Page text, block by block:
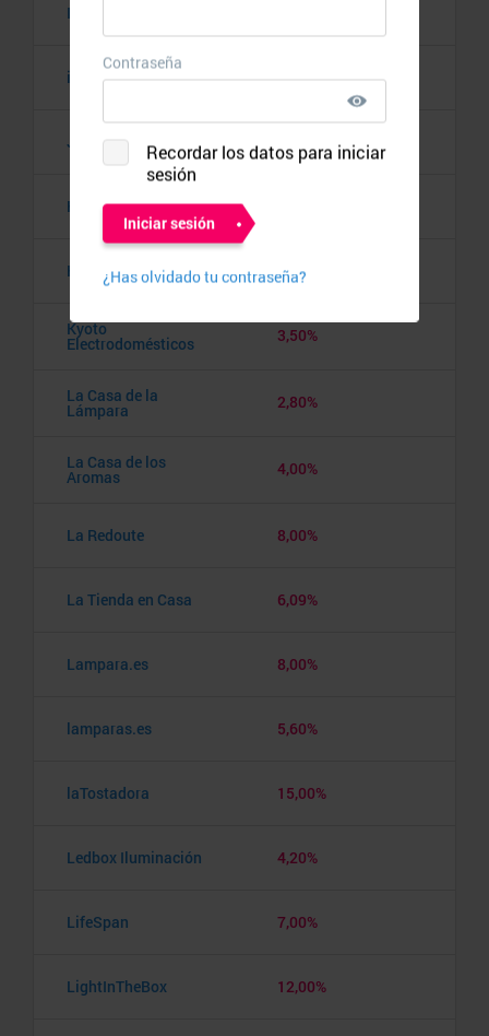
Infantdeco
irobot.es
Joom
Kenwood
Klast 8,00%
Kyoto
Electrodomésticos 3,50%
La Casa de la
Lámpara 2,80%
La Casa de los
Aromas 4,00%
La Redoute 8,00%
La Tienda en Casa 6,09%
Lampara.es 8,00%
lamparas.es 5,60%
laTostadora 15,00%
Ledbox Iluminación 4,20%
LifeSpan 7,00%
LightInTheBox 12,00%